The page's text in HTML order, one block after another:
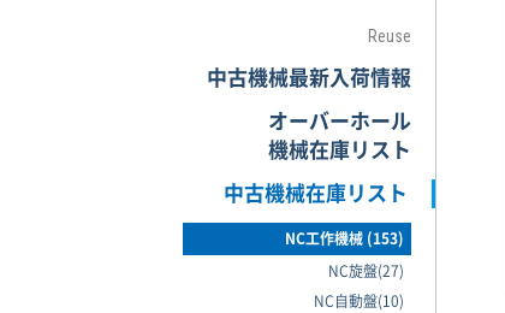
Reuse
中古機械最新入荷情報
オーバーホール
機械在庫リスト
中古機械在庫リスト
NC工作機械 (153)
NC旋盤(27)
NC自動盤(10)